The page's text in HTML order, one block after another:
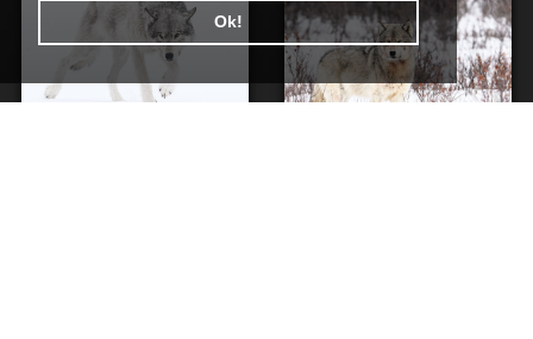
Ok!